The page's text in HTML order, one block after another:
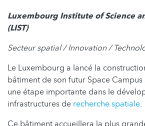
Luxembourg Institute of Science
(LIST)
Secteur spatial / Innovation /
Le Luxembourg a lancé la
bâtiment de son futur Space
une étape importante dans le
infrastructures de recherche spatiale.